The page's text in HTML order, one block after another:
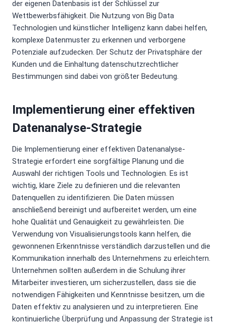
der eigenen Datenbasis ist der Schlüssel zur
Wettbewerbsfähigkeit. Die Nutzung von Big Data
Technologien und künstlicher Intelligenz kann dabei helfen,
komplexe Datenmuster zu erkennen und verborgene
Potenziale aufzudecken. Der Schutz der Privatsphäre der
Kunden und die Einhaltung datenschutzrechtlicher
Bestimmungen sind dabei von größter Bedeutung.
Implementierung einer effektiven
Datenanalyse-Strategie
Die Implementierung einer effektiven Datenanalyse-
Strategie erfordert eine sorgfältige Planung und die
Auswahl der richtigen Tools und Technologien. Es ist
wichtig, klare Ziele zu definieren und die relevanten
Datenquellen zu identifizieren. Die Daten müssen
anschließend bereinigt und aufbereitet werden, um eine
hohe Qualität und Genauigkeit zu gewährleisten. Die
Verwendung von Visualisierungstools kann helfen, die
gewonnenen Erkenntnisse verständlich darzustellen und die
Kommunikation innerhalb des Unternehmens zu erleichtern.
Unternehmen sollten außerdem in die Schulung ihrer
Mitarbeiter investieren, um sicherzustellen, dass sie die
notwendigen Fähigkeiten und Kenntnisse besitzen, um die
Daten effektiv zu analysieren und zu interpretieren. Eine
kontinuierliche Überprüfung und Anpassung der Strategie ist